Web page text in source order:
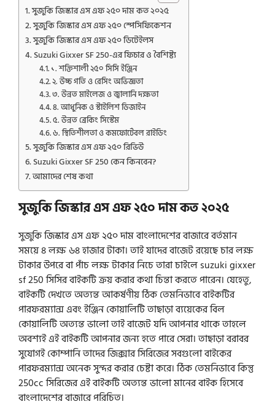
সুজুকি জিস্কার এস এফ ২৫০ দাম কত ২০২৫
সুজুকি জিস্কার এস এফ ২৫০ স্পেসিফিকেশন
সুজুকি জিস্কার এস এফ ২৫০ ডিটেইলস
Suzuki Gixxer SF 250-এর ফিচার ও বৈশিষ্ট্য
১. শক্তিশালী ২৫০ সিসি ইঞ্জিন
২. উচ্চ গতি ও রেসিং অভিজ্ঞতা
৩. উন্নত মাইলেজ ও জ্বালানি দক্ষতা
৪. আধুনিক ও স্টাইলিশ ডিজাইন
৫. উন্নত ব্রেকিং সিস্টেম
৬. স্থিতিশীলতা ও কমফোর্টেবল রাইডিং
সুজুকি জিস্কার এস এফ ২৫০ রিভিউ
Suzuki Gixxer SF 250 কেন কিনবেন?
আমাদের শেষ কথা
সুজুকি জিস্কার এস এফ ২৫০ দাম কত ২০২৫
সুজুকি জিস্কার এস এফ ২৫০ দাম বাংলাদেশের বাজারে বর্তমান
সময়ে ৪ লক্ষ ৬৪ হাজার টাকা। তাই যাদের বাজেট রয়েছে চার লক্ষ
টাকার উপরে বা পাঁচ লক্ষ টাকার নিচে তারা চাইলে suzuki gixxer
sf 250 সিসির বাইকটি ক্রয় করার কথা চিন্তা করতে পারেন। যেহেতু,
বাইকটি দেখতে অত্যন্ত আকর্ষণীয় ঠিক তেমনিভাবে বাইকটির
পারফরম্যান্স এবং ইঞ্জিন কোয়ালিটি তাছাড়া ব্যয়েকের বিল
কোয়ালিটি অত্যন্ত ভালো তাই বাজেট যদি আপনার থাকে তাহলে
অবশ্যই এই বাইকটি আপনার জন্য হতে পারে সেরা। তাছাড়া বরাবর
সুযোগই কোম্পানি তাদের জিক্সার সিরিজের সবগুলো বাইকের
পারফরম্যান্স অনেক সুন্দর করার চেষ্টা করে। ঠিক তেমনিভাবে কিন্তু
250cc সিরিজের এই বাইকটি অত্যন্ত ভালো মানের বাইক হিসেবে
বাংলাদেশের বাজারে পরিচিত।